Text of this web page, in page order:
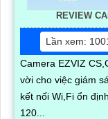
REVIEW
Lần xem:
Camera EZVIZ
vời cho việc giám sát trong nhà. Với
kết nối Wi,Fi ổn
120...